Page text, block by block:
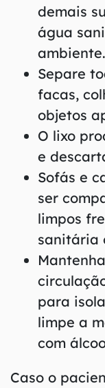
demais
água
ambiente.
Separe
facas,
objetos
O lixo
e
Sofás e
ser
limpos
sanitária
para
limpe a
com
Caso o